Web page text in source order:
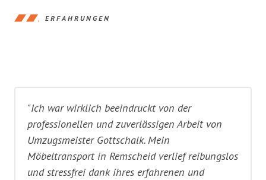
ERFAHRUNGEN
"Ich war wirklich beeindruckt von der
professionellen und zuverlässigen Arbeit von
Umzugsmeister Gottschalk. Mein
Möbeltransport in Remscheid verlief reibungslos
und stressfrei dank ihres erfahrenen und